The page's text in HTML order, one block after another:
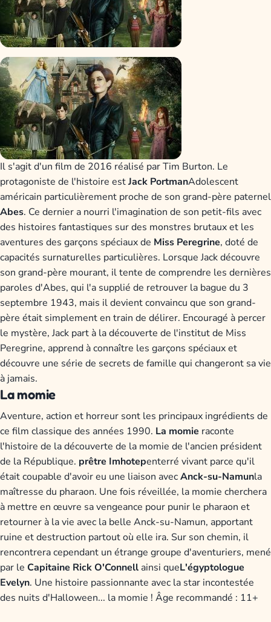
Il s'agit d'un film de 2016 réalisé par Tim Burton. Le
protagoniste de l'histoire estJack PortmanAdolescent
américain particulièrement proche de son grand-père paternel
Abes. Ce dernier a nourri l'imagination de son petit-fils avec
des histoires fantastiques sur des monstres brutaux et les
aventures des garçons spéciaux de Miss Peregrine, doté de
capacités surnaturelles particulières. Lorsque Jack découvre
son grand-père mourant, il tente de comprendre les dernières
paroles d'Abes, qui l'a supplié de retrouver la bague du 3
septembre 1943, mais il devient convaincu que son grand-
père était simplement en train de délirer. Encouragé à percer
le mystère, Jack part à la découverte de l'institut de Miss
Peregrine, apprend à connaître les garçons spéciaux et
découvre une série de secrets de famille qui changeront sa vie
à jamais.
La momie
Aventure, action et horreur sont les principaux ingrédients de
ce film classique des années 1990. La momie raconte
l'histoire de la découverte de la momie de l'ancien président
de la République. prêtre Imhotepenterré vivant parce qu'il
était coupable d'avoir eu une liaison avecAnck-su-Namunla
maîtresse du pharaon. Une fois réveillée, la momie cherchera
à mettre en œuvre sa vengeance pour punir le pharaon et
retourner à la vie avec la belle Anck-su-Namun, apportant
ruine et destruction partout où elle ira. Sur son chemin, il
rencontrera cependant un étrange groupe d'aventuriers, mené
par le Capitaine Rick O'Connell ainsi queL'égyptologue
Evelyn. Une histoire passionnante avec la star incontestée
des nuits d'Halloween... la momie ! Âge recommandé : 11+